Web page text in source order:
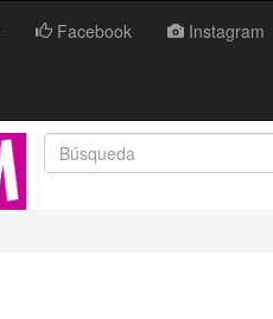
Facebook Instagram